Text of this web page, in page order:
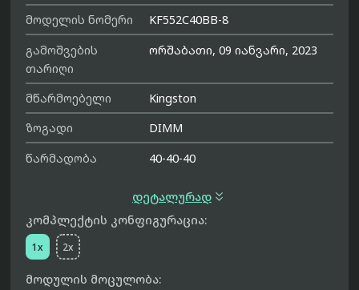
მოდელის ნომერი
KF552C40BB-8
გამოშვების
თარიღი
ორშაბათი, 09 იანვარი, 2023
მწარმოებელი
Kingston
ზოგადი
DIMM
წარმადობა
40-40-40
დეტალურად 
კომპლექტის კონფიგურაცია:
1x 2x
მოდულის მოცულობა: